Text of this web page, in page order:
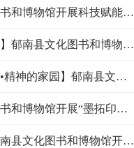
郁南县文化图书和博物馆开展科技赋能图书馆服务升级——2025年郁南县4.23世界读书日暨公共图书馆服务宣传周活动
【世界读书日】郁南县文化图书和博物馆2025年粤港澳桂琼“共读半小时”活动圆满举办
【我们的节日•精神的家园】郁南县文化图书和博物馆开展“翰墨飘香迎新春 春联送福暖人心”— —民俗文化活动
郁南县文化图书和博物馆开展“墨拓印象一方拓片 一段历史--拓碑体验活动”
【阅知行】郁南县文化图书和博物馆开展“绘本润童心，阅启中华梦 ”--《十二生肖的故事》共读会